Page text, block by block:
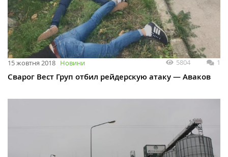
15 жовтня 2018 Новини 5804 1
Сварог Вест Груп отбил рейдерскую атаку — Аваков